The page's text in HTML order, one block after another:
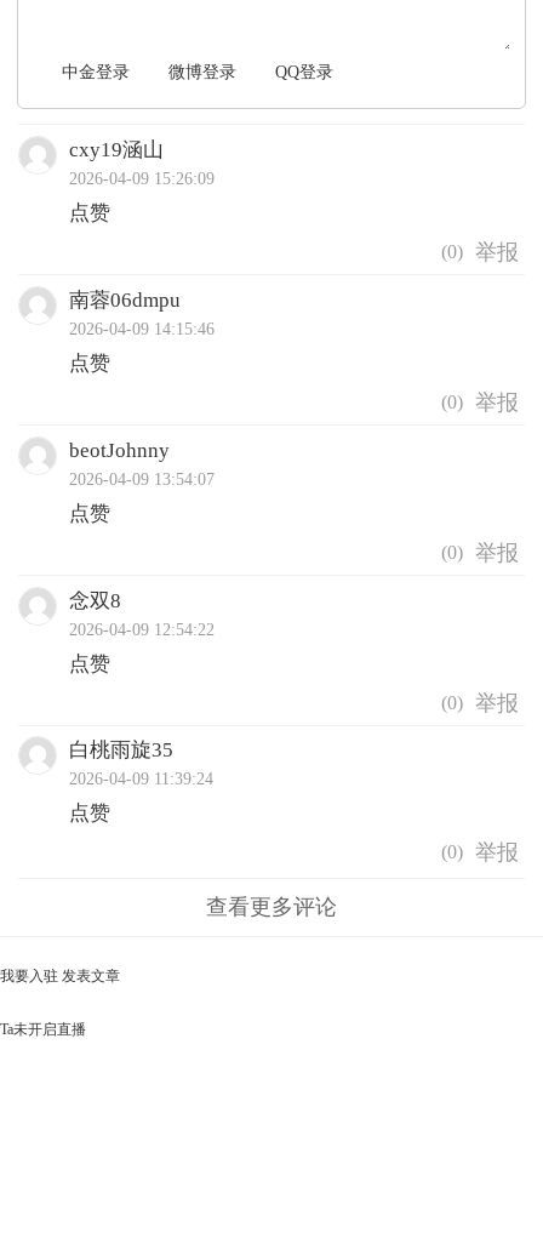
中金登录 微博登录 QQ登录
cxy19涵山
2026-04-09 15:26:09
点赞
(0)
南蓉06dmpu
2026-04-09 14:15:46
点赞
(0)
beotJohnny
2026-04-09 13:54:07
点赞
(0)
念双8
2026-04-09 12:54:22
点赞
(0)
白桃雨旋35
2026-04-09 11:39:24
点赞
(0)
查看更多评论
我要入驻 发表文章
Ta未开启直播